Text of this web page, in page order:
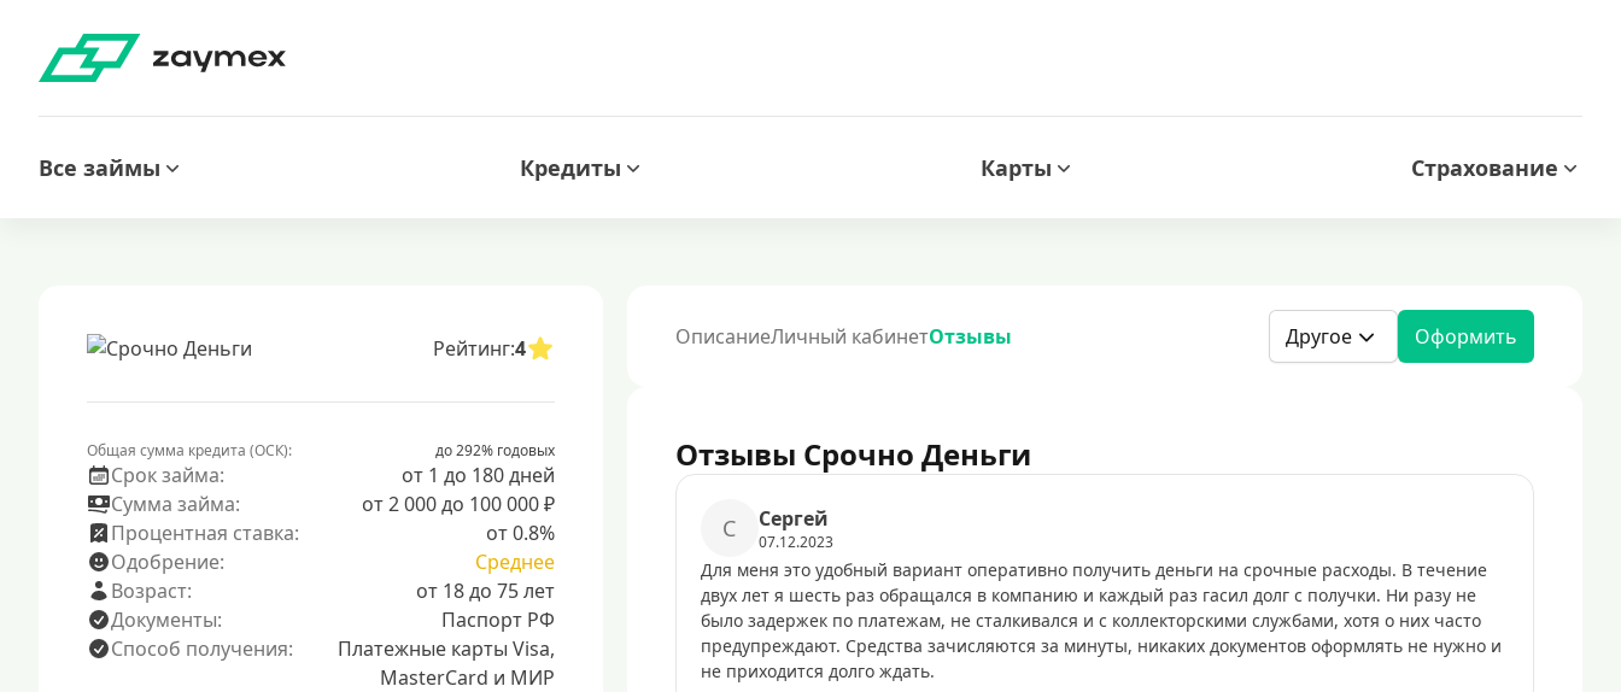
Все займы Кредиты Карты Страхование
Рейтинг:4
Общая сумма кредита (ОСК): до 292% годовых
Срок займа:
от 1 до 180 дней
Сумма займа:
от 2 000 до 100 000 ₽
Процентная ставка:
от 0.8%
Одобрение:
Среднее
Возраст:
от 18 до 75 лет
Документы:
Паспорт РФ
Способ получения:
Платежные карты Visa,
MasterCard и МИР
ОписаниеЛичный кабинетОтзывы Другое Оформить
Отзывы Срочно Деньги
С Сергей
07.12.2023
Для меня это удобный вариант оперативно получить деньги на срочные расходы. В течение
двух лет я шесть раз обращался в компанию и каждый раз гасил долг с получки. Ни разу не
было задержек по платежам, не сталкивался и с коллекторскими службами, хотя о них часто
предупреждают. Средства зачисляются за минуты, никаких документов оформлять не нужно и
не приходится долго ждать.